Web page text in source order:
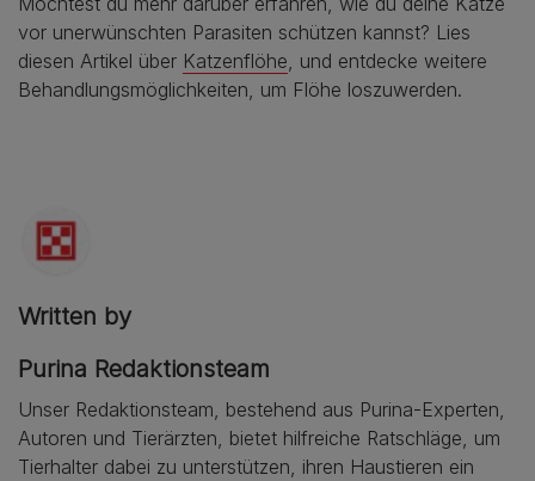
vor unerwünschten Parasiten schützen kannst? Lies
diesen Artikel über Katzenflöhe, und entdecke weitere
Behandlungsmöglichkeiten, um Flöhe loszuwerden.
Written by
Purina Redaktionsteam
Unser Redaktionsteam, bestehend aus Purina-Experten,
Autoren und Tierärzten, bietet hilfreiche Ratschläge, um
Tierhalter dabei zu unterstützen, ihren Haustieren ein